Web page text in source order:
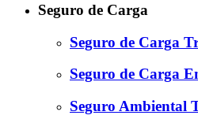
Seguro de Carga
Seguro de Carga
Seguro de Carga
Seguro Ambiental